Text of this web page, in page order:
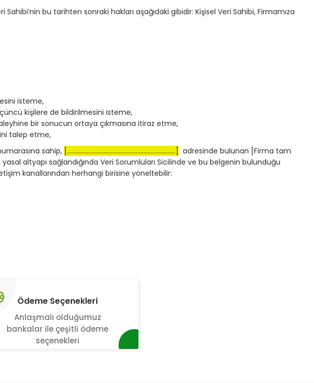
bu tarihten sonraki hakları aşağıdaki gibidir: Kişisel Veri Sahibi, Firmamıza
isteme,
kişilere de bildirilmesini isteme,
bir sonucun ortaya çıkmasına itiraz etme,
talep etme,
sahip, [.......................................................................]
adresinde bulunan [Firma tam
altyapı sağlandığında Veri Sorumluları Sicilinde ve bu belgenin bulunduğu
kanallarından herhangi birisine yöneltebilir:
Ödeme Seçenekleri
Anlaşmalı olduğumuz
bankalar ile çeşitli ödeme
seçenekleri